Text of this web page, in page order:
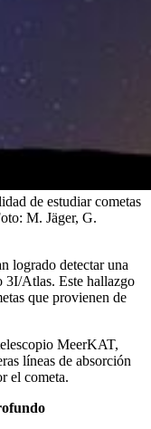
de estudiar cometas
M. Jäger, G.
logrado detectar una
3I/Atlas. Este hallazgo
que provienen de
MeerKAT,
líneas de absorción
el cometa.